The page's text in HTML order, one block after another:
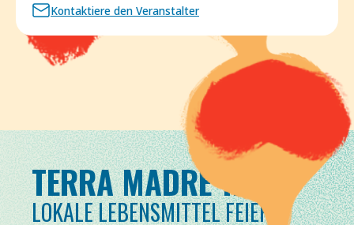
Kontaktiere den Veranstalter
TERRA MADRE TAG
LOKALE LEBENSMITTEL FEIERN